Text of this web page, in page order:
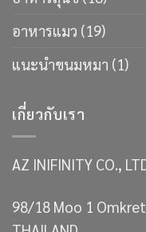
อาหารแมว (19)
แนะนำขนมหมา (1)
เกี่ยวกับเรา
AZ INIFINITY CO.,
98/18 Moo 1